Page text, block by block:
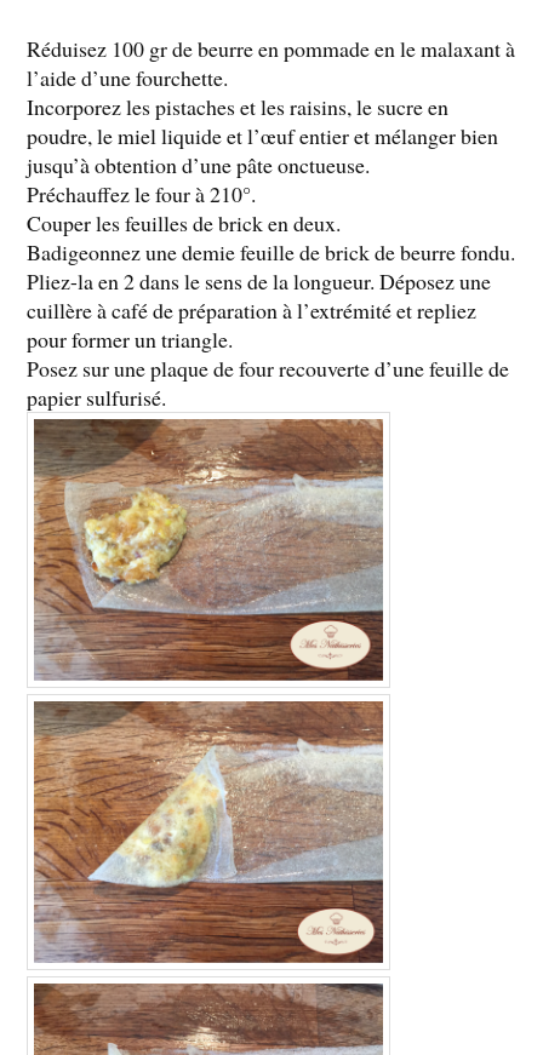
Réduisez 100 gr de beurre en pommade en le malaxant à
l’aide d’une fourchette.
Incorporez les pistaches et les raisins, le sucre en
poudre, le miel liquide et l’œuf entier et mélanger bien
jusqu’à obtention d’une pâte onctueuse.
Préchauffez le four à 210°.
Couper les feuilles de brick en deux.
Badigeonnez une demie feuille de brick de beurre fondu.
Pliez-la en 2 dans le sens de la longueur. Déposez une
cuillère à café de préparation à l’extrémité et repliez
pour former un triangle.
Posez sur une plaque de four recouverte d’une feuille de
papier sulfurisé.